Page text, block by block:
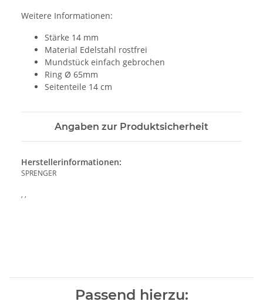
Weitere Informationen:
Stärke 14 mm
Material Edelstahl rostfrei
Mundstück einfach gebrochen
Ring Ø 65mm
Seitenteile 14 cm
Angaben zur Produktsicherheit
Herstellerinformationen:
SPRENGER
, ,
Passend hierzu: